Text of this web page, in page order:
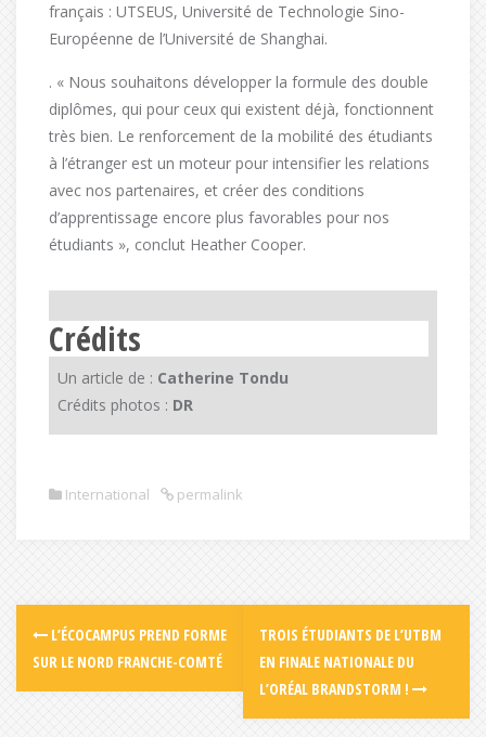
français : UTSEUS, Université de Technologie Sino-
Européenne de l’Université de Shanghai.
. « Nous souhaitons développer la formule des double
diplômes, qui pour ceux qui existent déjà, fonctionnent
très bien. Le renforcement de la mobilité des étudiants
à l’étranger est un moteur pour intensifier les relations
avec nos partenaires, et créer des conditions
d’apprentissage encore plus favorables pour nos
étudiants », conclut Heather Cooper.
Crédits
Un article de : Catherine Tondu
Crédits photos : DR
International permalink
L’ÉCOCAMPUS PREND FORME
SUR LE NORD FRANCHE-COMTÉ
TROIS ÉTUDIANTS DE L’UTBM
EN FINALE NATIONALE DU
L’ORÉAL BRANDSTORM !